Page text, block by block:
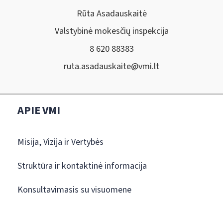
Rūta Asadauskaitė
Valstybinė mokesčių inspekcija
8 620 88383
ruta.asadauskaite@vmi.lt
APIE VMI
Misija, Vizija ir Vertybės
Struktūra ir kontaktinė informacija
Konsultavimasis su visuomene